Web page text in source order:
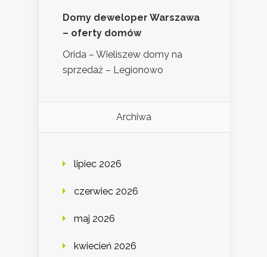
Domy deweloper Warszawa
– oferty domów
Orida – Wieliszew domy na
sprzedaż – Legionowo
Archiwa
lipiec 2026
czerwiec 2026
maj 2026
kwiecień 2026